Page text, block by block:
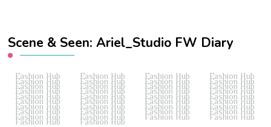
Scene & Seen: Ariel_Studio FW Diary
Fashion Hub Fashion Hub Fashion Hub Fashion Hub
Fashion Hub Fashion Hub Fashion Hub Fashion Hub
Fashion Hub Fashion Hub Fashion Hub Fashion Hub
Fashion Hub Fashion Hub Fashion Hub Fashion Hub
Fashion Hub Fashion Hub Fashion Hub Fashion Hub
Fashion Hub Fashion Hub Fashion Hub Fashion Hub
Fashion Hub Fashion Hub Fashion Hub Fashion Hub
Fashion Hub Fashion Hub Fashion Hub Fashion Hub
Fashion Hub Fashion Hub Fashion Hub Fashion Hub
Fashion Hub Fashion Hub